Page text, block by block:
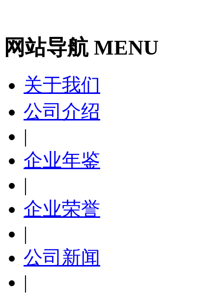
网站导航 MENU
关于我们
公司介绍
|
企业年鉴
|
企业荣誉
|
公司新闻
|